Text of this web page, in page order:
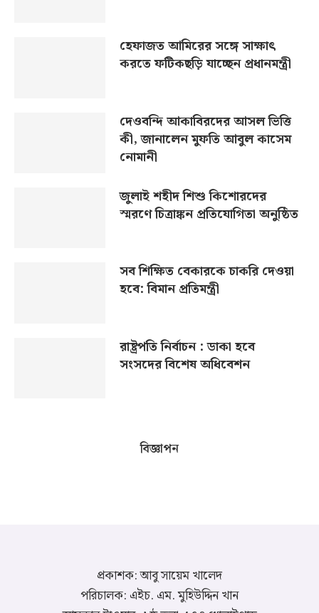
হেফাজত আমিরের সঙ্গে সাক্ষাৎ
করতে ফটিকছড়ি যাচ্ছেন প্রধানমন্ত্রী
দেওবন্দি আকাবিরদের আসল ভিত্তি
কী, জানালেন মুফতি আবুল কাসেম
নোমানী
জুলাই শহীদ শিশু কিশোরদের
স্মরণে চিত্রাঙ্কন প্রতিযোগিতা অনুষ্ঠিত
সব শিক্ষিত বেকারকে চাকরি দেওয়া
হবে: বিমান প্রতিমন্ত্রী
রাষ্ট্রপতি নির্বাচন : ডাকা হবে
সংসদের বিশেষ অধিবেশন
বিজ্ঞাপন
প্রকাশক: আবু সায়েম খালেদ
পরিচালক: এইচ. এম. মুহিউদ্দিন খান